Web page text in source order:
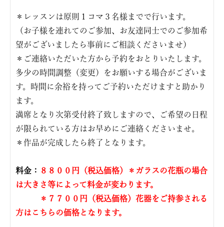
＊レッスンは原則１コマ３名様までで行います。
（お子様を連れてのご参加、お友達同士でのご参加希
望がございましたら事前にご相談くださいませ）
＊ご連絡いただいた方から予約をおとりいたします。
多少の時間調整（変更）をお願いする場合がございま
す。時間に余裕を持ってご予約いただけますと助かり
ます。
満席となり次第受付終了致しますので、ご希望の日程
が限られている方はお早めにご連絡くださいませ。
＊作品が完成したら終了となります。
料金：
８８００円（税込価格）＊ガラスの花瓶の場合
は大きさ等によって料金が変わります。
＊７７００円（税込価格）花器をご持参される
方はこちらの価格となります。